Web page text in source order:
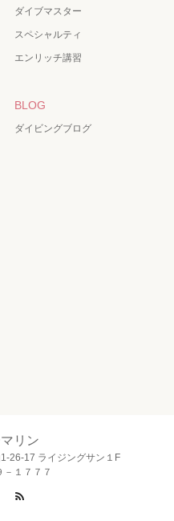
ダイブマスター
スペシャルティ
エンリッチ講習
BLOG
ダイビングブログ
リン
26-17 ライジングサン１F
－１７７７
Instagram